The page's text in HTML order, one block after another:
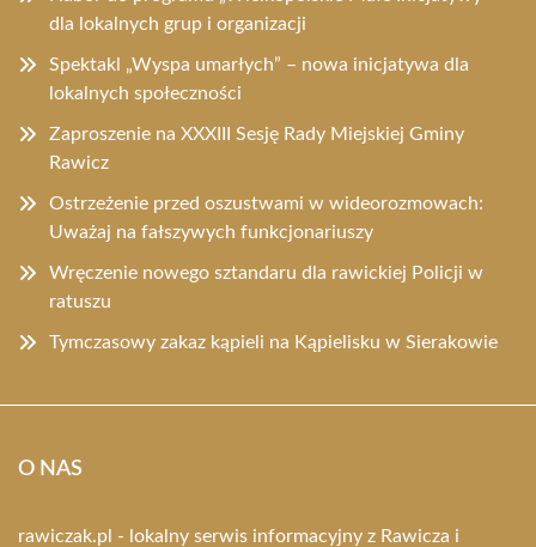
dla lokalnych grup i organizacji
Spektakl „Wyspa umarłych” – nowa inicjatywa dla
lokalnych społeczności
Zaproszenie na XXXIII Sesję Rady Miejskiej Gminy
Rawicz
Ostrzeżenie przed oszustwami w wideorozmowach:
Uważaj na fałszywych funkcjonariuszy
Wręczenie nowego sztandaru dla rawickiej Policji w
ratuszu
Tymczasowy zakaz kąpieli na Kąpielisku w Sierakowie
O NAS
rawiczak.pl - lokalny serwis informacyjny z Rawicza i